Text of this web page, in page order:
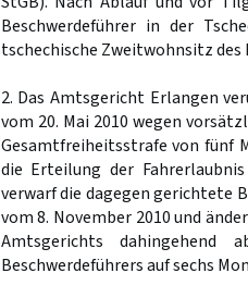
Beschwerdeführer in der
tschechische Zweitwohnsitz
2. Das Amtsgericht Erlangen
vom 20. Mai 2010 wegen
Gesamtfreiheitsstrafe von fünf
die Erteilung der
verwarf die dagegen gerichtete
vom 8. November 2010 und
Amtsgerichts dahingehend
Beschwerdeführers auf sechs